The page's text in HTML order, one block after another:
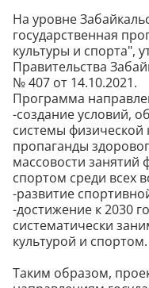
На уровне
государственная
культуры и спорта",
Правительства
№ 407 от 14.10.2021.
Программа
-создание условий,
системы физической
пропаганды
массовости занятий
спортом среди всех
-развитие
-достижение к 2030
систематически
культурой и спортом.
Таким образом,